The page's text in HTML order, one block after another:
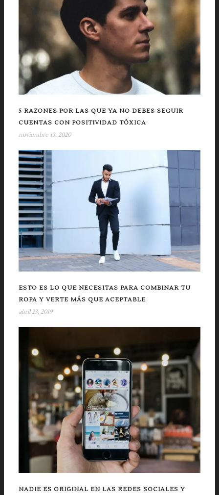
5 RAZONES POR LAS QUE YA NO DEBES SEGUIR
CUENTAS CON POSITIVIDAD TÓXICA
noviembre 13, 2020
ESTO ES LO QUE NECESITAS PARA COMBINAR TU
ROPA Y VERTE MÁS QUE ACEPTABLE
abril 23, 2019
NADIE ES ORIGINAL EN LAS REDES SOCIALES Y